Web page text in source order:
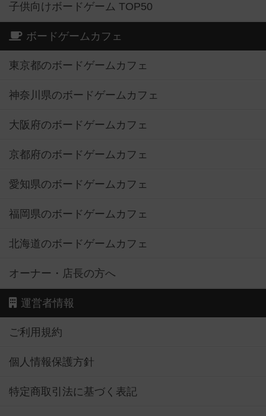
子供向けボードゲーム TOP50
ボードゲームカフェ
東京都のボードゲームカフェ
神奈川県のボードゲームカフェ
大阪府のボードゲームカフェ
京都府のボードゲームカフェ
愛知県のボードゲームカフェ
福岡県のボードゲームカフェ
北海道のボードゲームカフェ
オーナー・店長の方へ
運営者情報
ご利用規約
個人情報保護方針
特定商取引法に基づく表記